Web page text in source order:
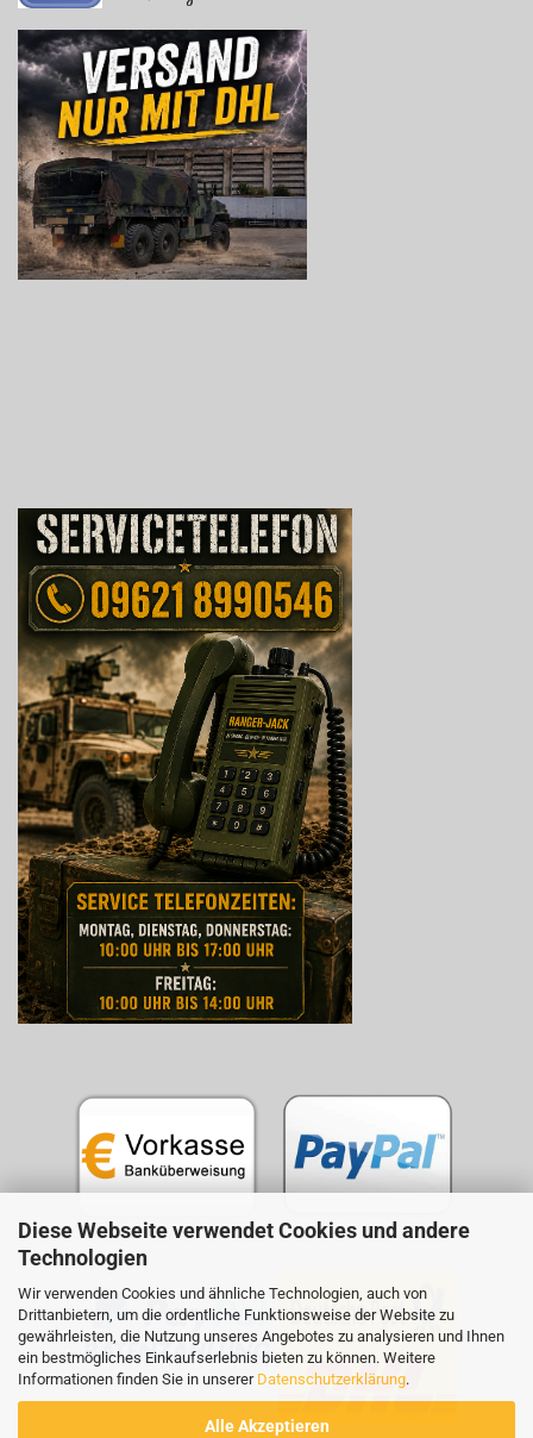
Diese Webseite verwendet Cookies und andere
Technologien
Wir verwenden Cookies und ähnliche Technologien, auch von
Drittanbietern, um die ordentliche Funktionsweise der Website zu
gewährleisten, die Nutzung unseres Angebotes zu analysieren und Ihnen
ein bestmögliches Einkaufserlebnis bieten zu können. Weitere
Informationen finden Sie in unserer Datenschutzerklärung.
Alle Akzeptieren